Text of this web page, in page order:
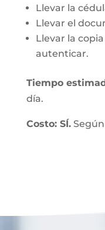
Llevar la
Llevar el
Llevar la
autenticar.
Tiempo
día.
Costo: SÍ.